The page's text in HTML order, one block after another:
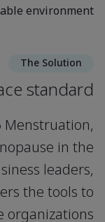
environment.
The Solution
standard
Menstruation,
in the
leaders,
the tools to